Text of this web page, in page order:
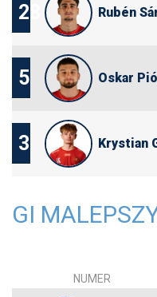
28 Rubén
5 Oskar
3 Krystian
GI
NUMER